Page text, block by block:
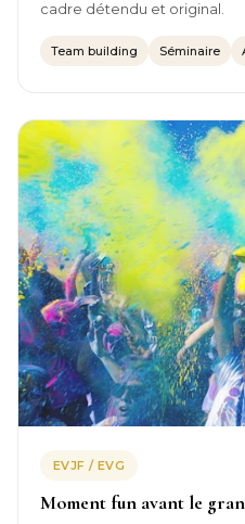
cadre détendu et original.
Team building Séminaire
EVJF / EVG
Moment fun avant le